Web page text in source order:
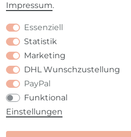
VERTRAG WIDERRUFEN
Impressum.
Essenziell
Statistik
Marketing
DHL Wunschzustellung
PayPal
Funktional
Einstellungen